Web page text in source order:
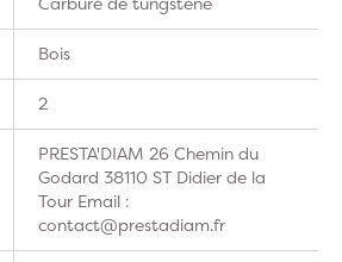
Bois
2
PRESTA'DIAM 26 Chemin du
Godard 38110 ST Didier de la
Tour Email :
contact@prestadiam.fr